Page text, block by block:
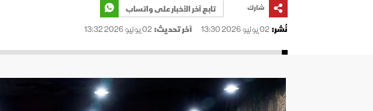
شارك
تابع آخر الأخبار على واتساب
نُشر:02 يونيو 2026 13:30 آخر تحديث:02 يونيو 2026 13:32